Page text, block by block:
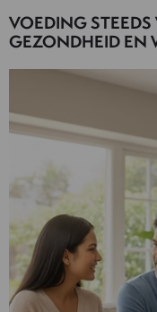
VOEDING
GEZONDHEID EN